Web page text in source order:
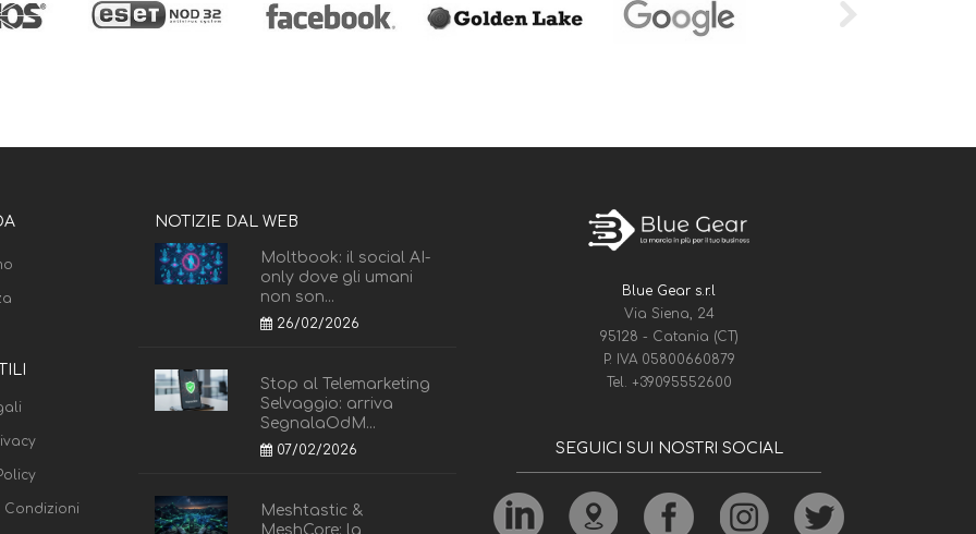
Condizioni
NOTIZIE DAL WEB
Moltbook: il social AI-
only dove gli umani
non son...
26/02/2026
Stop al Telemarketing
Selvaggio: arriva
SegnalaOdM...
07/02/2026
Meshtastic &
MeshCore: la
Blue Gear s.r.l
Via Siena, 24
95128 - Catania (CT)
P. IVA 05800660879
Tel. +39095552600
SEGUICI SUI NOSTRI SOCIAL